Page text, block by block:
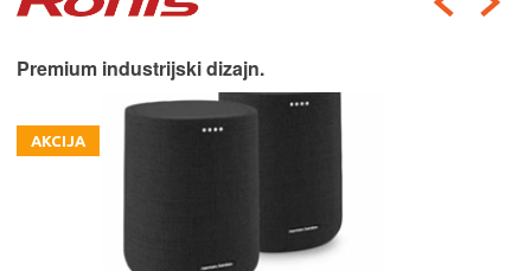
Premium industrijski dizajn.
AKCIJA